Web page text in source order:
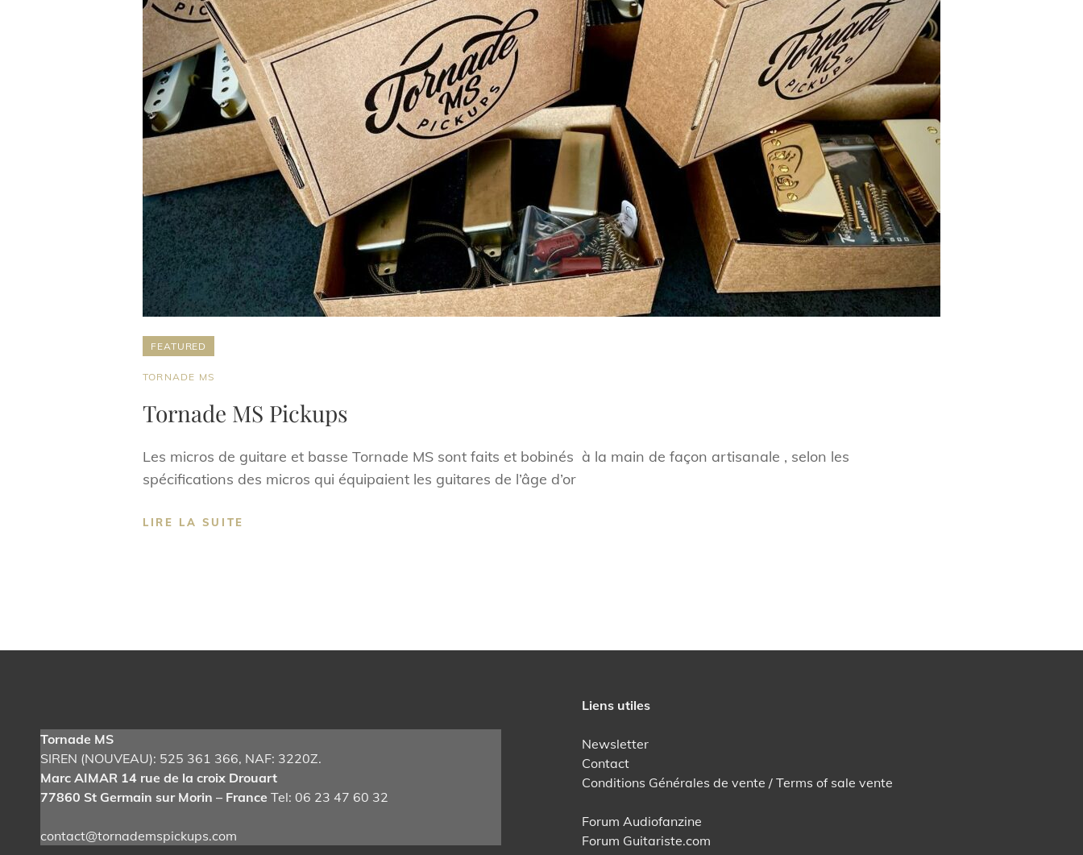
FEATURED
CAT
TORNADE MS
Tornade MS Pickups
Les micros de guitare et basse Tornade MS sont faits et bobinés à la main de façon artisanale , selon les
spécifications des micros qui équipaient les guitares de l’âge d’or
LIRE LA SUITE
Tornade MS
SIREN (NOUVEAU): 525 361 366, NAF: 3220Z.
Marc AIMAR 14 rue de la croix Drouart
77860 St Germain sur Morin – France Tel: 06 23 47 60 32
contact@tornademspickups.com
Liens utiles
Newsletter
Contact
Conditions Générales de vente / Terms of sale vente
Forum Audiofanzine
Forum Guitariste.com